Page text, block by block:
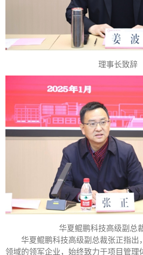
理事长致辞
华夏鲲鹏科技高级副总
华夏鲲鹏科技高级副总裁张正指出
领域的领军企业，始终致力于项目管理